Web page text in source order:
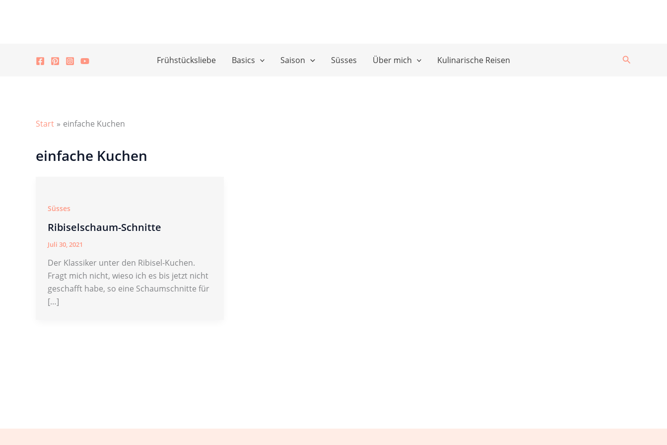
Frühstücksliebe Basics Saison Süsses Über mich Kulinarische Reisen Suchen
Start einfache Kuchen
einfache Kuchen
Süsses
Ribiselschaum-Schnitte
Juli 30, 2021
Der Klassiker unter den Ribisel-Kuchen.
Fragt mich nicht, wieso ich es bis jetzt nicht
geschafft habe, so eine Schaumschnitte für
[…]